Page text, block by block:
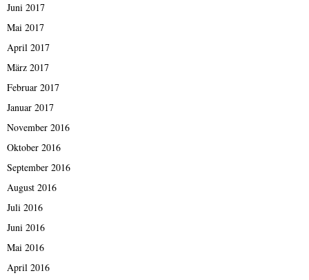
Juni 2017
Mai 2017
April 2017
März 2017
Februar 2017
Januar 2017
November 2016
Oktober 2016
September 2016
August 2016
Juli 2016
Juni 2016
Mai 2016
April 2016